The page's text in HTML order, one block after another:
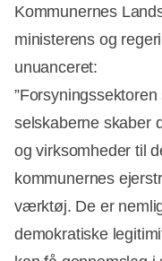
Kommunernes
ministerens og
unuanceret:
selskaberne skaber
og virksomheder til
kommunernes
værktøj. De er
demokratiske